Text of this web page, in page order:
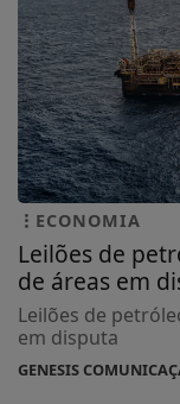
ECONOMIA
Leilões de
de áreas em
Leilões de
em disputa
GENESIS